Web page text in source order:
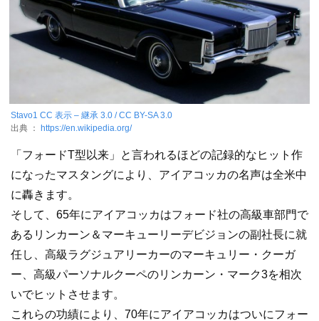
Stavo1 CC 表示 – 継承 3.0 / CC BY-SA 3.0
出典 ： https://en.wikipedia.org/
「フォードT型以来」と言われるほどの記録的なヒット作
になったマスタングにより、アイアコッカの名声は全米中
に轟きます。
そして、65年にアイアコッカはフォード社の高級車部門で
あるリンカーン＆マーキューリーデビジョンの副社長に就
任し、高級ラグジュアリーカーのマーキュリー・クーガ
ー、高級パーソナルクーペのリンカーン・マーク3を相次
いでヒットさせます。
これらの功績により、70年にアイアコッカはついにフォー